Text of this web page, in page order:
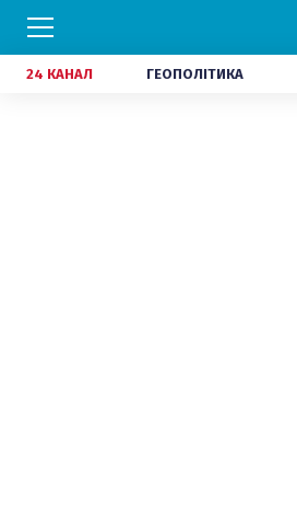
24 КАНАЛ ГЕОПОЛІТИКА